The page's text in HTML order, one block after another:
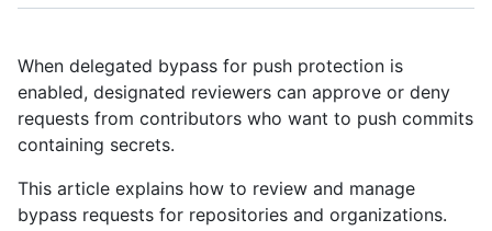
When delegated bypass for push protection is
enabled, designated reviewers can approve or deny
requests from contributors who want to push commits
containing secrets.
This article explains how to review and manage
bypass requests for repositories and organizations.